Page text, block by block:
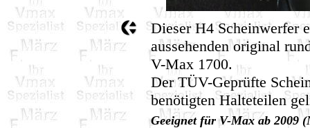
Dieser H4 Scheinwerfer
aussehenden original
V-Max 1700.
Der TÜV-Geprüfte
benötigten Halteteilen
Geeignet für V-Max ab 2009